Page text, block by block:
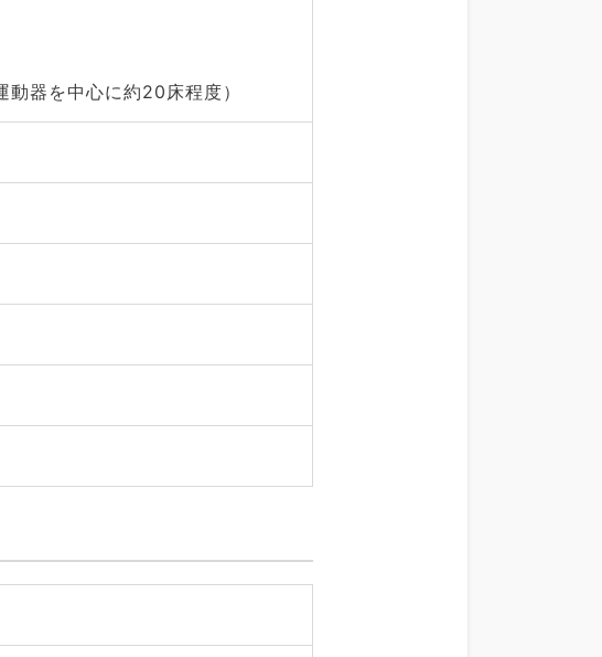
器を中心に約20床程度）